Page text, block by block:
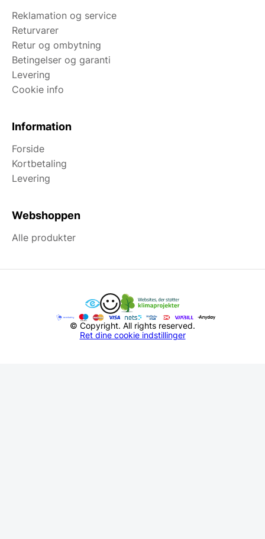
Reklamation og service
Returvarer
Retur og ombytning
Betingelser og garanti
Levering
Cookie info
Information
Forside
Kortbetaling
Levering
Webshoppen
Alle produkter
© Copyright. All rights reserved.
Ret dine cookie indstillinger